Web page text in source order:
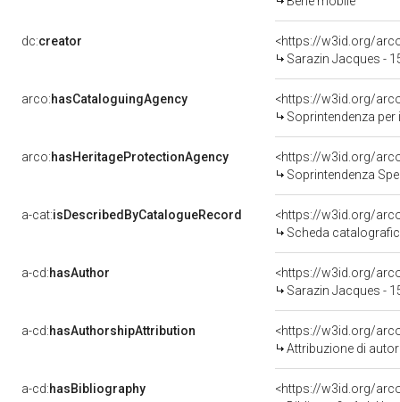
dc:creator
<https://w3id.org/
Sarazin Jacques -
arco:hasCataloguingAgency
<https://w3id.org/
Soprintendenza
arco:hasHeritageProtectionAgency
<https://w3id.org/
Soprintendenza
a-cat:isDescribedByCatalogueRecord
<https://w3id.org/
Scheda
a-cd:hasAuthor
<https://w3id.org/
Sarazin Jacques -
a-cd:hasAuthorshipAttribution
<https://w3id.org/
Attribuzione di
a-cd:hasBibliography
<https://w3id.org/